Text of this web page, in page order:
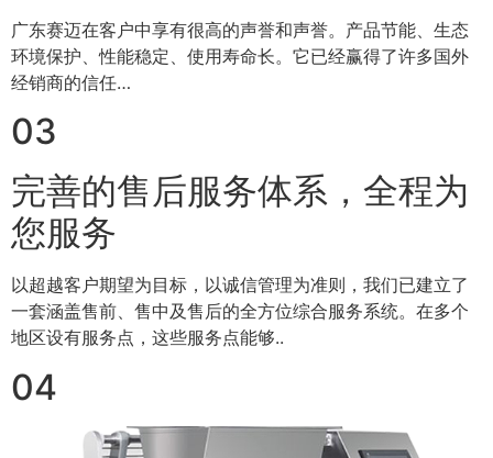
广东赛迈在客户中享有很高的声誉和声誉。产品节能、生态
环境保护、性能稳定、使用寿命长。它已经赢得了许多国外
经销商的信任…
03
完善的售后服务体系，全程为
您服务
以超越客户期望为目标，以诚信管理为准则，我们已建立了
一套涵盖售前、售中及售后的全方位综合服务系统。在多个
地区设有服务点，这些服务点能够..
04